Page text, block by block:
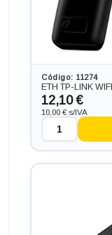
Ordenador HP
procesador
Generación),
173,03 €
Código: 11274
ETH TP-LINK
12,10 €
10,00 € s/IVA